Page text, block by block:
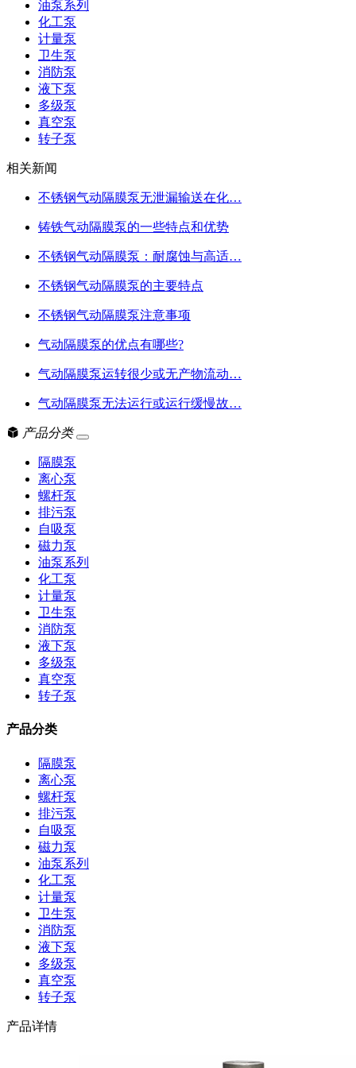
油泵系列
化工泵
计量泵
卫生泵
消防泵
液下泵
多级泵
真空泵
转子泵
相关新闻
不锈钢气动隔膜泵无泄漏输送在化…
铸铁气动隔膜泵的一些特点和优势
不锈钢气动隔膜泵：耐腐蚀与高适…
不锈钢气动隔膜泵的主要特点
不锈钢气动隔膜泵注意事项
气动隔膜泵的优点有哪些?
气动隔膜泵运转很少或无产物流动…
气动隔膜泵无法运行或运行缓慢故…
产品分类
隔膜泵
离心泵
螺杆泵
排污泵
自吸泵
磁力泵
油泵系列
化工泵
计量泵
卫生泵
消防泵
液下泵
多级泵
真空泵
转子泵
产品分类
隔膜泵
离心泵
螺杆泵
排污泵
自吸泵
磁力泵
油泵系列
化工泵
计量泵
卫生泵
消防泵
液下泵
多级泵
真空泵
转子泵
产品详情